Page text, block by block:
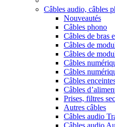
Câbles audio, câbles
Nouveautés
Câbles phono
Câbles de bras
Câbles de
Câbles de
Câbles
Câbles
Câbles
Câbles
Prises, filtres
Autres câbles
Câbles audio
Câbles audio